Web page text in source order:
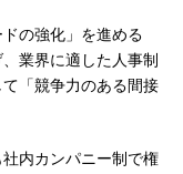
の強化」を進める
業界に適した人事制
「競争力のある間接
内カンパニー制で権